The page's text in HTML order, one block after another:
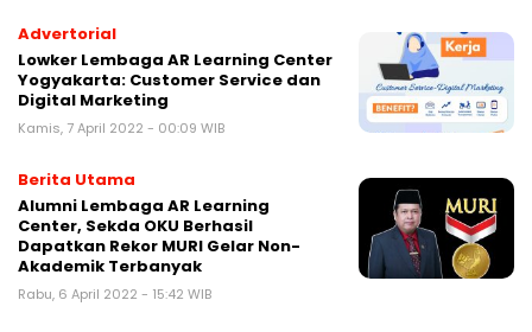
Advertorial
Lowker Lembaga AR Learning Center
Yogyakarta: Customer Service dan
Digital Marketing
Kamis, 7 April 2022 - 00:09 WIB
Berita Utama
Alumni Lembaga AR Learning
Center, Sekda OKU Berhasil
Dapatkan Rekor MURI Gelar Non-
Akademik Terbanyak
Rabu, 6 April 2022 - 15:42 WIB